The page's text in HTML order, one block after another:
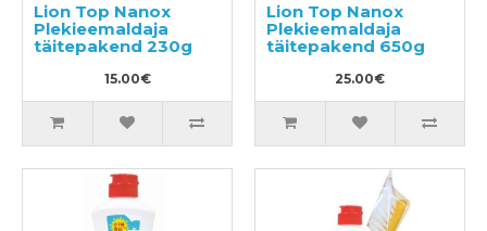
Lion Top Nanox
Plekieemaldaja
täitepakend 230g
15.00€
Lion Top Nanox
Plekieemaldaja
täitepakend 650g
25.00€